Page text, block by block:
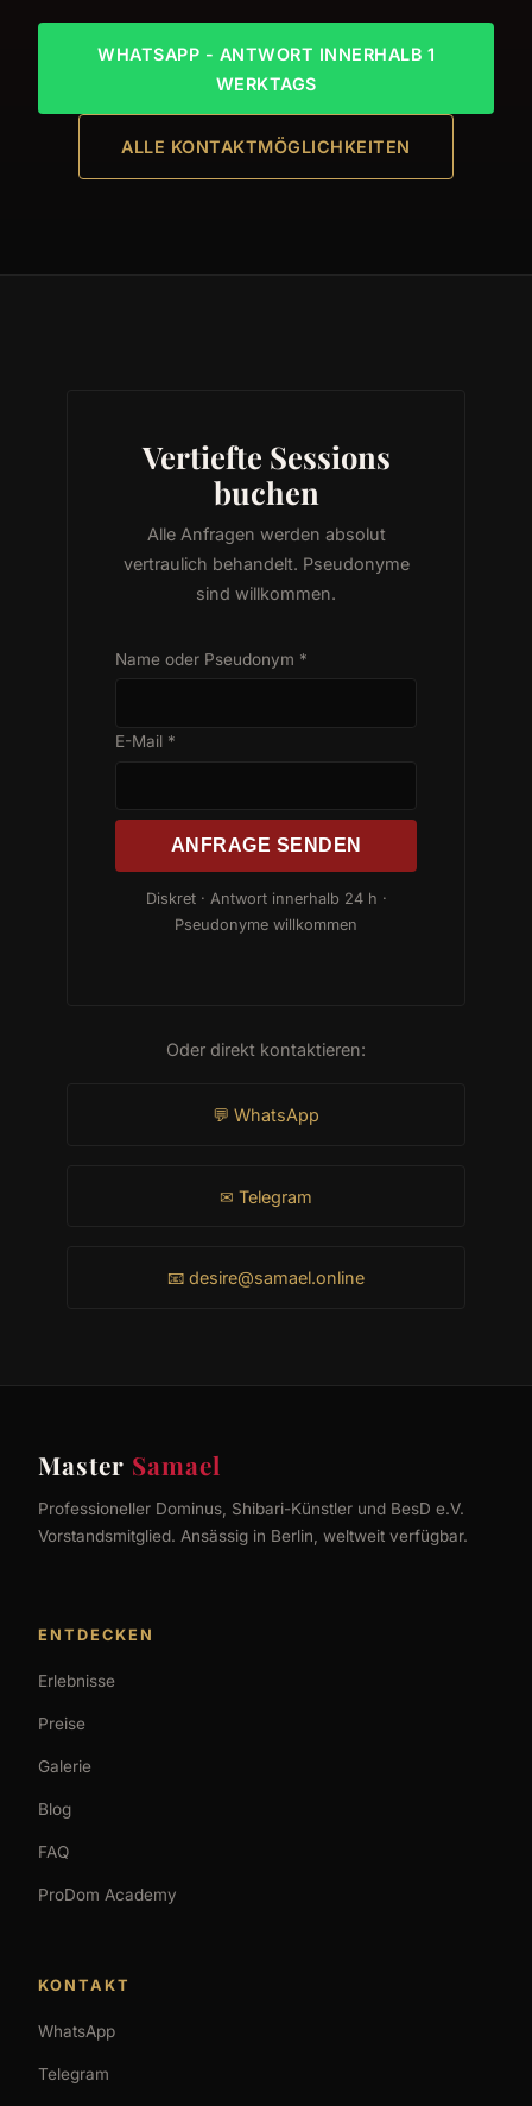
WHATSAPP - ANTWORT INNERHALB 1
WERKTAGS
ALLE KONTAKTMÖGLICHKEITEN
Vertiefte Sessions
buchen
Alle Anfragen werden absolut
vertraulich behandelt. Pseudonyme
sind willkommen.
Name oder Pseudonym *
E-Mail *
ANFRAGE SENDEN
Diskret · Antwort innerhalb 24 h ·
Pseudonyme willkommen
Oder direkt kontaktieren:
💬 WhatsApp
✉ Telegram
📧 desire@samael.online
Master Samael
Professioneller Dominus, Shibari-Künstler und BesD e.V.
Vorstandsmitglied. Ansässig in Berlin, weltweit verfügbar.
ENTDECKEN
Erlebnisse
Preise
Galerie
Blog
FAQ
ProDom Academy
KONTAKT
WhatsApp
Telegram